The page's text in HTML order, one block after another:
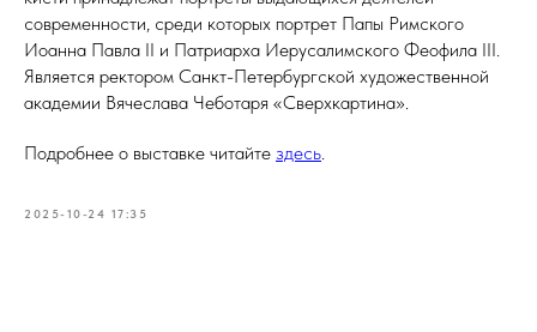
современности, среди которых портрет Папы Римского
Иоанна Павла II и Патриарха Иерусалимского Феофила III.
Является ректором Санкт-Петербургской художественной
академии Вячеслава Чеботаря «Сверхкартина».
Подробнее о выставке читайте здесь
2025-10-24 17:35